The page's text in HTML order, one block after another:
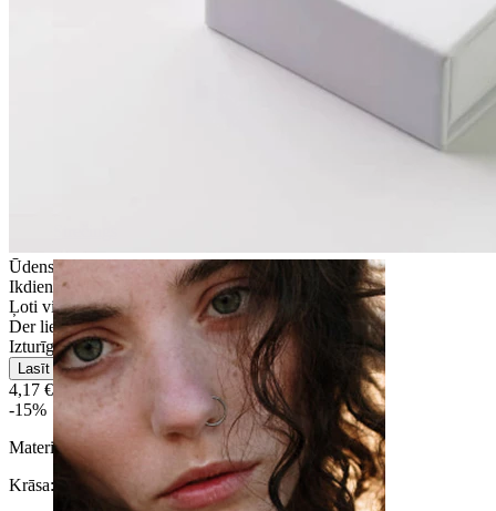
Ūdensizturīga
Ikdienas lietošana
Ļoti vienkārša
Der lielākajai daļai ādas tipu
Izturīga
Lasīt vairāk
4,17 € 4,90 €
-15%
Materiāls:Ķirurģiskais tērauds
Krāsa: